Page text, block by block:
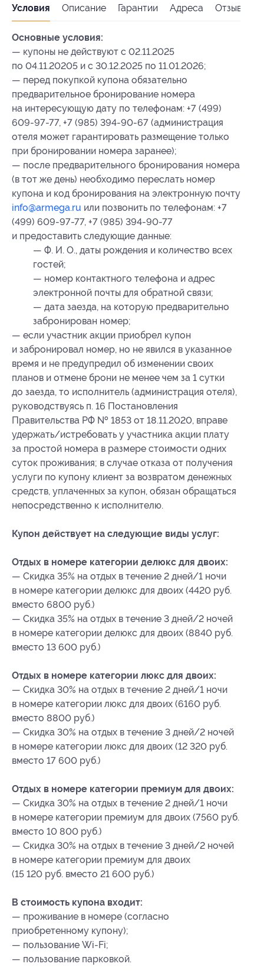
Условия Описание Гарантии Адреса Отзывы
Основные условия:
— купоны не действуют с 02.11.2025
по 04.11.20205 и с 30.12.2025 по 11.01.2026;
— перед покупкой купона обязательно
предварительное бронирование номера
на интересующую дату по телефонам: +7 (499)
609-97-77, +7 (985) 394-90-67 (администрация
отеля может гарантировать размещение только
при бронировании номера заранее);
— после предварительного бронирования номера
(в тот же день) необходимо переслать номер
купона и код бронирования на электронную почту
info@armega.ru или позвонить по телефонам: +7
(499) 609-97-77, +7 (985) 394-90-77
и предоставить следующие данные:
— Ф. И. О., даты рождения и количество всех
гостей;
— номер контактного телефона и адрес
электронной почты для обратной связи;
— дата заезда, на которую предварительно
забронирован номер;
— если участник акции приобрел купон
и забронировал номер, но не явился в указанное
время и не предупредил об изменении своих
планов и отмене брони не менее чем за 1 сутки
до заезда, то исполнитель (администрация отеля),
руководствуясь п. 16 Постановления
Правительства РФ № 1853 от 18.11.2020, вправе
удержать/истребовать у участника акции плату
за простой номера в размере стоимости одних
суток проживания; в случае отказа от получения
услуги по купону клиент за возвратом денежных
средств, уплаченных за купон, обязан обращаться
непосредственно к исполнителю.
Купон действует на следующие виды услуг:
Отдых в номере категории делюкс для двоих:
— Скидка 35% на отдых в течение 2 дней/1 ночи
в номере категории делюкс для двоих (4420 руб.
вместо 6800 руб.)
— Скидка 35% на отдых в течение 3 дней/2 ночей
в номере категории делюкс для двоих (8840 руб.
вместо 13 600 руб.)
Отдых в номере категории люкс для двоих:
— Скидка 30% на отдых в течение 2 дней/1 ночи
в номере категории люкс для двоих (6160 руб.
вместо 8800 руб.)
— Скидка 30% на отдых в течение 3 дней/2 ночей
в номере категории люкс для двоих (12 320 руб.
вместо 17 600 руб.)
Отдых в номере категории премиум для двоих:
— Скидка 30% на отдых в течение 2 дней/1 ночи
в номере категории премиум для двоих (7560 руб.
вместо 10 800 руб.)
— Скидка 30% на отдых в течение 3 дней/2 ночей
в номере категории премиум для двоих
(15 120 руб. вместо 21 600 руб.)
В стоимость купона входит:
— проживание в номере (согласно
приобретенному купону);
— пользование Wi-Fi;
— пользование парковкой.